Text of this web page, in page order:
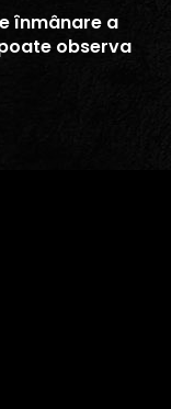
înmânare a
observa